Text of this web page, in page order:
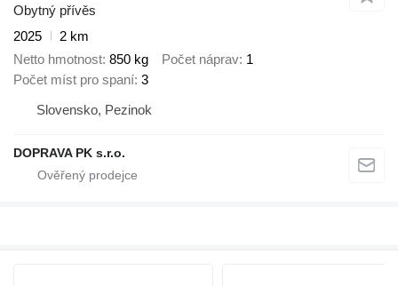
Obytný přívěs
2025
2 km
Netto hmotnost 850 kg Počet náprav 1
Počet míst pro spaní 3
Slovensko, Pezinok
DOPRAVA PK s.r.o.